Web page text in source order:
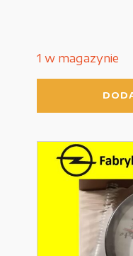
Zamówienie
Regulamin sklepu
Polityka
1 w magazynie
BAR